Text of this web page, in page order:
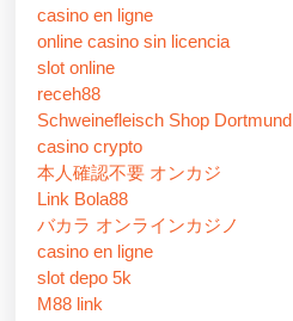
casino en ligne
online casino sin licencia
slot online
receh88
Schweinefleisch Shop Dortmund
casino crypto
本人確認不要 オンカジ
Link Bola88
バカラ オンラインカジノ
casino en ligne
slot depo 5k
M88 link